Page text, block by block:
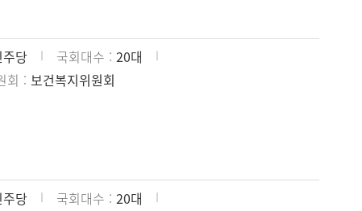
당 국회대수
20대
회
보건복지위원회
당 국회대수
20대